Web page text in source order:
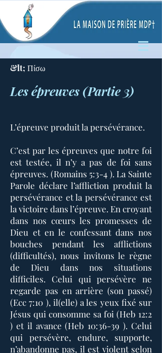
&lt; Πίσω
Les épreuves (Partie 3)
L’épreuve produit la persévérance.
C’est par les épreuves que notre foi
est testée, il n’y a pas de foi sans
épreuves. (Romains 5:3-4 ). La Sainte
Parole déclare l’affliction produit la
persévérance et la persévérance est
la victoire dans l’épreuve. En croyant
dans nos cœurs les promesses de
Dieu et en le confessant dans nos
bouches pendant les afflictions
(difficultés), nous invitons le règne
de Dieu dans nos situations
difficiles. Celui qui persévère ne
regarde pas en arrière (son passé)
(Ecc 7:10 ), il(elle) a les yeux fixé sur
Jésus qui consomme sa foi (Heb 12:2
) et il avance (Heb 10:36-39 ). Celui
qui persévère, endure, supporte,
n’abandonne pas, il est violent selon